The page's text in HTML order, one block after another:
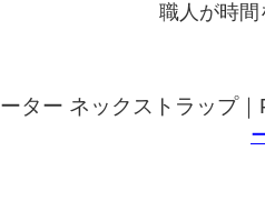
職人が時間
ター ネックストラップ